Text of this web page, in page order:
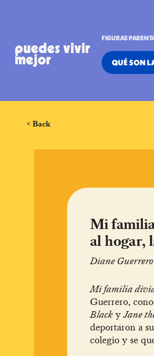
FIGURAS
QUÉ SON
< Back
Mi
al hogar,
Diane
Mi familia
Guerrero,
Black yJane
deportaron a
colegio y se